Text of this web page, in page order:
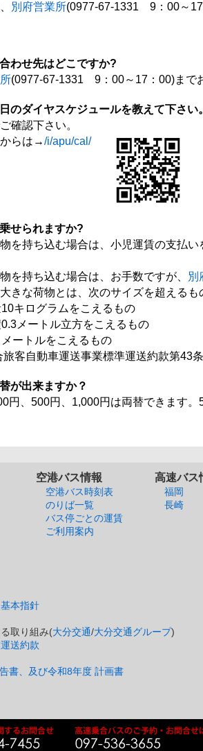
別府営業所(0977-67-1331 9：00～17
わせ先はどこですか?
(0977-67-1331 9：00～17：00)まで
のダイヤスケジュールを教えて下さい。
確認下さい。
らは→/i/apu/cal/
せられますか?
を持ち込む場合は、小児運賃の支払
持ち込む場合は、お手数ですが、
別
な荷物とは、次のサイズを超えるも
ログラムをこえるもの
メートル立方をこえるもの
トルをこえるもの
自動車運送事業標準運送約款第43
が出来ますか？
円、500円、1,000円は両替できます
空港バス情報
空港バス時刻表
のりば一覧
バス停ごとの運賃
ご利用案内
高速バス
福岡
長崎
本指針
取り組み(大分交通/大分交通グループ)
送約款
書、及び令和8年度 計画書